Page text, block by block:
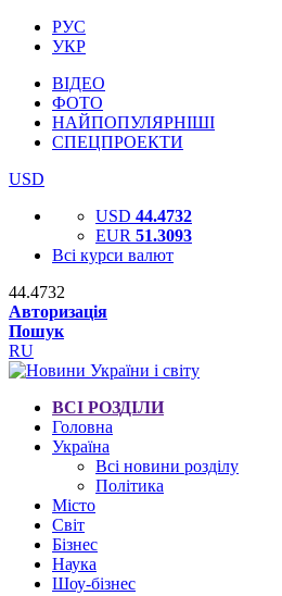
РУС
УКР
ВІДЕО
ФОТО
НАЙПОПУЛЯРНІШІ
СПЕЦПРОЕКТИ
USD
USD 44.4732
EUR 51.3093
Всі курси валют
44.4732
Авторизація
Пошук
RU
ВСІ РОЗДІЛИ
Головна
Україна
Всі новини розділу
Політика
Місто
Світ
Бізнес
Наука
Шоу-бізнес